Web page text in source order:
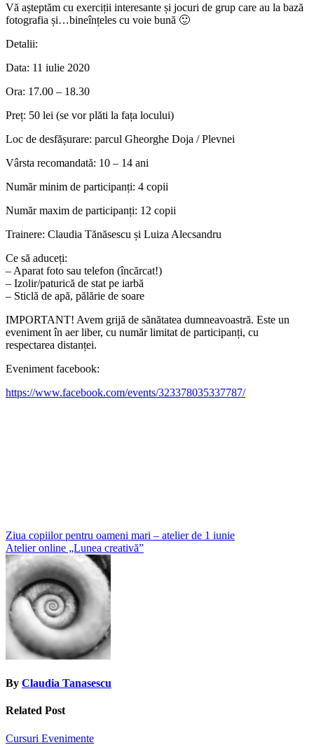
Vă așteptăm cu exerciții interesante și jocuri de grup care au la bază
fotografia și…bineînțeles cu voie bună 🙂
Detalii:
Data: 11 iulie 2020
Ora: 17.00 – 18.30
Preț: 50 lei (se vor plăti la fața locului)
Loc de desfășurare: parcul Gheorghe Doja / Plevnei
Vârsta recomandată: 10 – 14 ani
Număr minim de participanți: 4 copii
Număr maxim de participanți: 12 copii
Trainere: Claudia Tănăsescu și Luiza Alecsandru
Ce să aduceți:
– Aparat foto sau telefon (încărcat!)
– Izolir/paturică de stat pe iarbă
– Sticlă de apă, pălărie de soare
IMPORTANT! Avem grijă de sănătatea dumneavoastră. Este un
eveniment în aer liber, cu număr limitat de participanți, cu
respectarea distanței.
Eveniment facebook:
https://www.facebook.com/events/323378035337787/
Post
navigation
Ziua copiilor pentru oameni mari – atelier de 1 iunie
Atelier online „Lunea creativă”
By Claudia Tanasescu
Related Post
Cursuri Evenimente